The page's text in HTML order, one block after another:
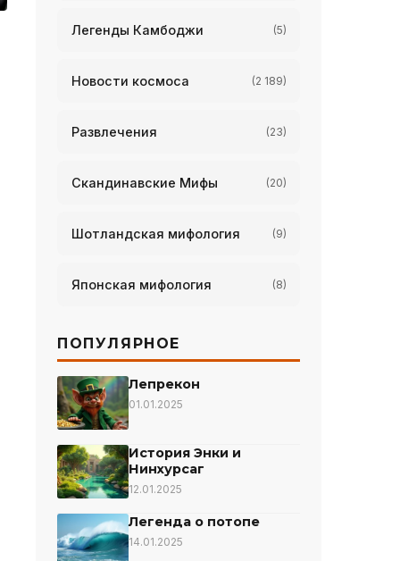
Легенды Камбоджи (5)
Новости космоса (2 189)
Развлечения (23)
Скандинавские Мифы (20)
Шотландская мифология (9)
Японская мифология (8)
ПОПУЛЯРНОЕ
Лепрекон
01.01.2025
История Энки и
Нинхурсаг
12.01.2025
Легенда о потопе
14.01.2025